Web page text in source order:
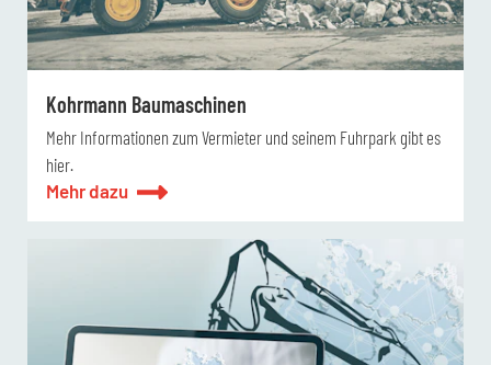
Kohrmann Baumaschinen
Mehr Informationen zum Vermieter und seinem Fuhrpark gibt es
hier.
Mehr dazu